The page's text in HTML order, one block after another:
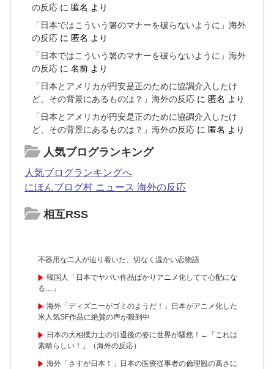
の反応 に匿名 より
「日本ではこういう箸のマナーを破らないように」海外
の反応 に匿名 より
「日本ではこういう箸のマナーを破らないように」海外
の反応 に名前 より
「日本とアメリカが円安是正のために協調介入したけ
ど、その背景にあるものは？」海外の反応 に匿名 より
「日本とアメリカが円安是正のために協調介入したけ
ど、その背景にあるものは？」海外の反応 に匿名 より
人気ブログランキング
人気ブログランキングへ
にほんブログ村 ニュース 海外の反応
相互RSS
不器用な二人が辿り着いた、切なく温かい恋物語
韓国人「日本でヤバい作品ばかりアニメ化してて心配にな
る…」
海外「ディズニーがゴミのようだ！」日本がアニメ化した
米人気SF作品に絶賛の声が殺到中
日本の大相撲力士の引退後の姿に世界が騒然！←「これは
素晴らしい！」（海外の反応）
海外「さすが日本！」日本の医療従事者の倫理観の高さに